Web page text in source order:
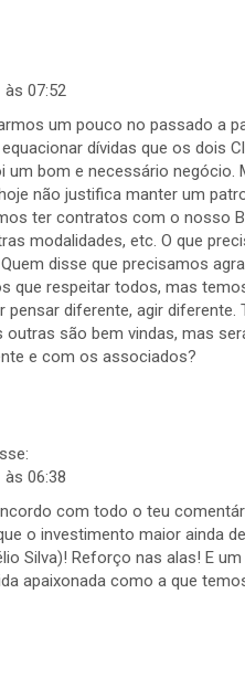
às 07:52
um pouco no passado a
dívidas que os dois
um bom e necessário
não justifica manter um
ter contratos com o nosso
modalidades, etc. O que
disse que precisamos
que respeitar todos, mas
pensar diferente, agir
outras são bem vindas, mas
e com os associados?
06:38
com todo o teu
o investimento maior ainda
Silva)! Reforço nas alas! E
apaixonada como a que